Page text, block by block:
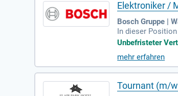
Elektroniker /
Bosch Gruppe |
In dieser
ualisieren
ine
eitsstil ist
sowie ein breites
Unbefristeter
mehr erfahren
Tournant (m/